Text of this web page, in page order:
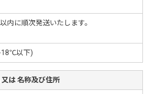
内に順次発送いたします。
18℃以下)
は 名称及び住所